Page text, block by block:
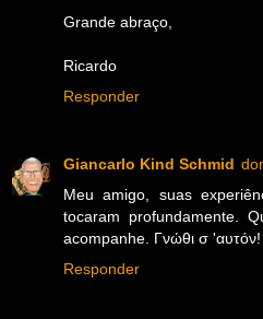
Grande abraço,
Ricardo
Responder
Giancarlo Kind Schmid
Meu amigo, suas
tocaram profundamente.
acompanhe. Γνώθι σ 'αυτόν!
Responder